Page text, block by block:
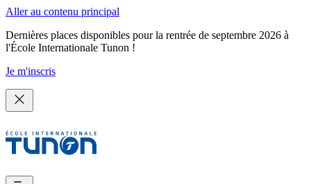
Aller au contenu principal
Dernières places disponibles pour la rentrée de septembre 2026 à
l'École Internationale Tunon !
Je m'inscris